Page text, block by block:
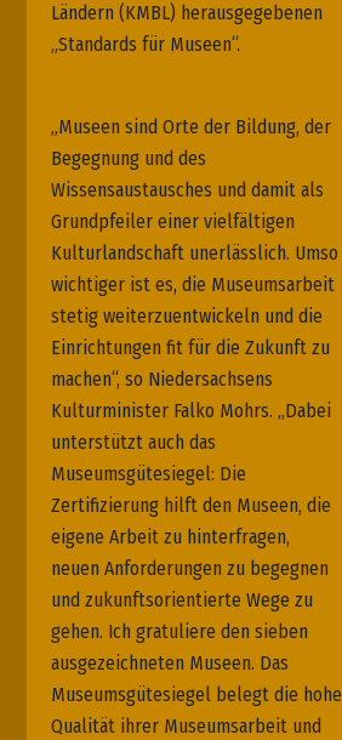
Ländern (KMBL) herausgegebenen
„Standards für Museen“.
„Museen sind Orte der Bildung, der
Begegnung und des
Wissensaustausches und damit als
Grundpfeiler einer vielfältigen
Kulturlandschaft unerlässlich. Umso
wichtiger ist es, die Museumsarbeit
stetig weiterzuentwickeln und die
Einrichtungen fit für die Zukunft zu
machen“, so Niedersachsens
Kulturminister Falko Mohrs. „Dabei
unterstützt auch das
Museumsgütesiegel: Die
Zertifizierung hilft den Museen, die
eigene Arbeit zu hinterfragen,
neuen Anforderungen zu begegnen
und zukunftsorientierte Wege zu
gehen. Ich gratuliere den sieben
ausgezeichneten Museen. Das
Museumsgütesiegel belegt die hohe
Qualität ihrer Museumsarbeit und